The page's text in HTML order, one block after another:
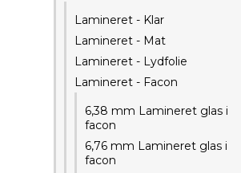
Lamineret - Klar
Lamineret - Mat
Lamineret - Lydfolie
Lamineret - Facon
6,38 mm Lamineret glas i
facon
6,76 mm Lamineret glas i
facon